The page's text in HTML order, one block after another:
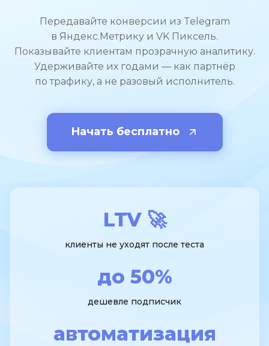
Передавайте конверсии из Telegram
в Яндекс.Метрику и VK Пиксель.
Показывайте клиентам прозрачную аналитику.
Удерживайте их годами — как партнёр
по трафику, а не разовый исполнитель.
Начать бесплатно
LTV 🚀
клиенты не уходят после теста
до 50%
дешевле подписчик
автоматизация